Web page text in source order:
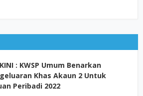
: KWSP Umum Benarkan
Khas Akaun 2 Untuk
Peribadi 2022